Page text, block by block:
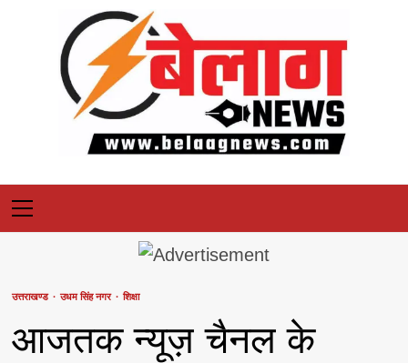
Primary
Menu
उत्तराखण्ड उधम सिंह नगर शिक्षा
आजतक न्यूज़ चैनल के